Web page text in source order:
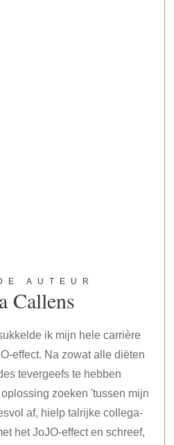
AUTEUR
Callens
ik mijn hele carrière
effect. Na zowat alle diëten
tevergeefs te hebben
zoeken 'tussen mijn
af, hielp talrijke collega-
het JoJO-effect en schreef,